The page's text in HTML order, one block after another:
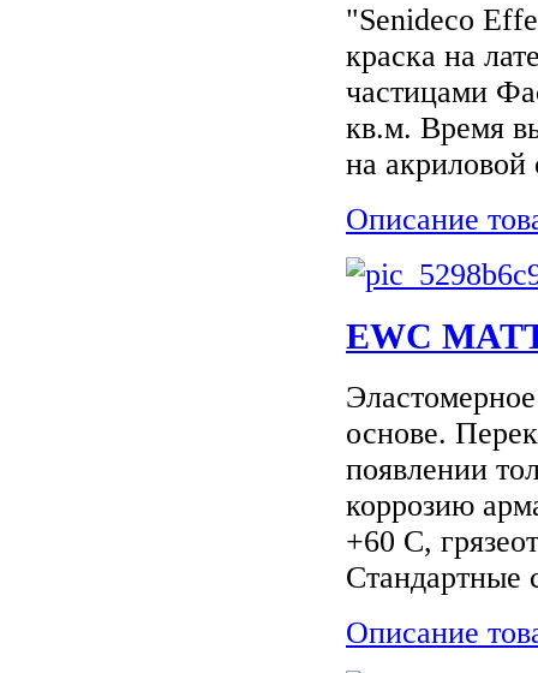
"Senideco
краска на
частицами
кв.м. Время
на акриловой
Описание
EWC
основе.
появлении
коррозию
+60 С,
Стандартные
Описание